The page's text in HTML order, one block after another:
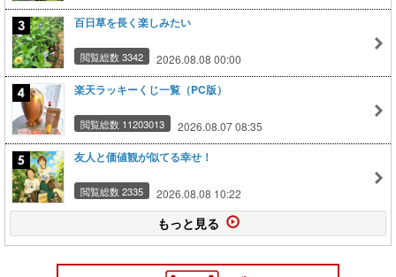
百日草を長く楽しみたい
閲覧総数 3342 2026.08.08 00:00
楽天ラッキーくじ一覧（PC版）
閲覧総数 11203013 2026.08.07 08:35
友人と価値観が似てる幸せ！
閲覧総数 2335 2026.08.08 10:22
もっと見る